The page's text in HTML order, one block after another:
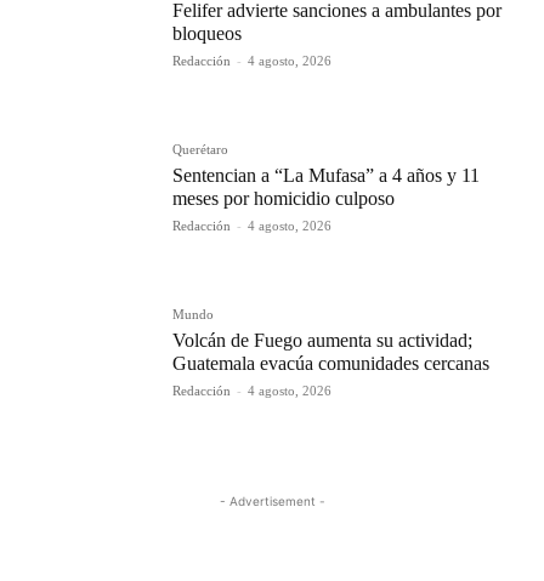
Felifer advierte sanciones a ambulantes por
bloqueos
Redacción - 4 agosto, 2026
Querétaro
Sentencian a “La Mufasa” a 4 años y 11
meses por homicidio culposo
Redacción - 4 agosto, 2026
Mundo
Volcán de Fuego aumenta su actividad;
Guatemala evacúa comunidades cercanas
Redacción - 4 agosto, 2026
- Advertisement -